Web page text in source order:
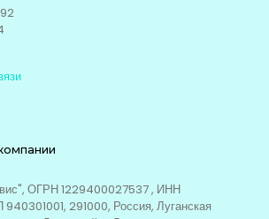
ОГРН 1229400027537 , ИНН
291000, Россия, Луганская